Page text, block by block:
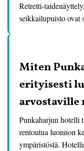
Retretti-
seikkailupuisto ovat
Miten
erityisesti
Punkaharjun hotelli
rentoutua luonnon
ympäristöstä.